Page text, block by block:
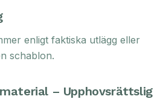
enligt faktiska utlägg eller
schablon.
material – Upphovsrättslig